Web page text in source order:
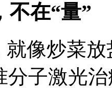
不在“量”
就像炒菜
分子激光